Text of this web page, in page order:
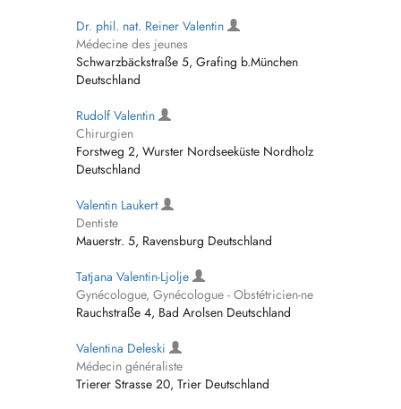
Dr. phil. nat. Reiner Valentin
Médecine des jeunes
Schwarzbäckstraße 5, Grafing b.München
Deutschland
Rudolf Valentin
Chirurgien
Forstweg 2, Wurster Nordseeküste Nordholz
Deutschland
Valentin Laukert
Dentiste
Mauerstr. 5, Ravensburg Deutschland
Tatjana Valentin-Ljolje
Gynécologue, Gynécologue - Obstétricien-ne
Rauchstraße 4, Bad Arolsen Deutschland
Valentina Deleski
Médecin généraliste
Trierer Strasse 20, Trier Deutschland